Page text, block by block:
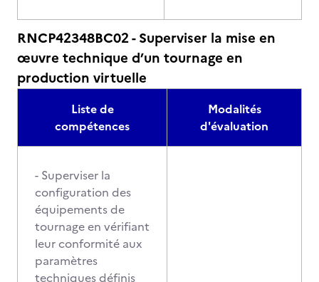
RNCP42348BC02 - Superviser la mise en
œuvre technique d’un tournage en
production virtuelle
Liste de
compétences
Modalités
d'évaluation
- Superviser la
configuration des
équipements de
tournage en vérifiant
leur conformité aux
paramètres
techniques définis